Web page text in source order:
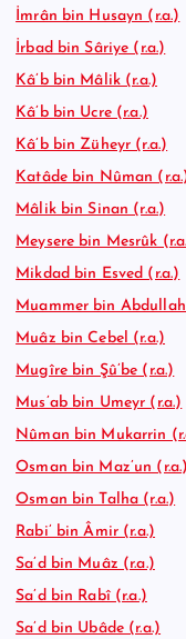
İmrân bin Husayn (r.a.)
İrbad bin Sâriye (r.a.)
Kâ’b bin Mâlik (r.a.)
Kâ’b bin Ucre (r.a.)
Kâ’b bin Züheyr (r.a.)
Katâde bin Nûman
Mâlik bin Sinan (r.a.)
Meysere bin Mesrûk
Mikdad bin Esved (r.a.)
Muammer bin Abdullah
Muâz bin Cebel (r.a.)
Mugîre bin Şû’be (r.a.)
Mus’ab bin Umeyr (r.a.)
Nûman bin Mukarrin
Osman bin Maz’un (r.a.)
Osman bin Talha (r.a.)
Rabi’ bin Âmir (r.a.)
Sa’d bin Muâz (r.a.)
Sa’d bin Rabî (r.a.)
Sa’d bin Ubâde (r.a.)